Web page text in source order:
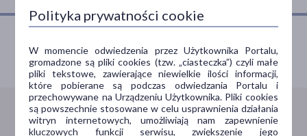
Porozmawiaj z farmaceutą
Infolinia:800 110 110
Polityka prywatności cookie
W momencie odwiedzenia przez Użytkownika Portalu,
gromadzone są pliki cookies (tzw. „ciasteczka”) czyli małe
pliki tekstowe, zawierające niewielkie ilości informacji,
które pobierane są podczas odwiedzania Portalu i
przechowywane na Urządzeniu Użytkownika. Pliki cookies
są powszechnie stosowane w celu usprawnienia działania
witryn internetowych, umożliwiają nam zapewnienie
kluczowych funkcji serwisu, zwiększenie jego